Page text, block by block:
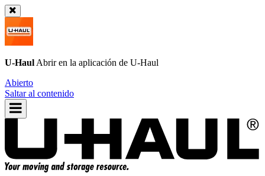
U-Haul Abrir en la aplicación de U-Haul
Abierto
Saltar al contenido